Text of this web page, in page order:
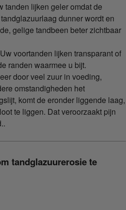
tanden lijken geler omdat de
dunner wordt en
gelige tandbeen beter zichtbaar
voortanden lijken transparant of
randen waarmee u bijt.
door veel zuur in voeding,
omstandigheden het
komt de eronder liggende laag,
te liggen. Dat veroorzaakt pijn
tandglazuurerosie te